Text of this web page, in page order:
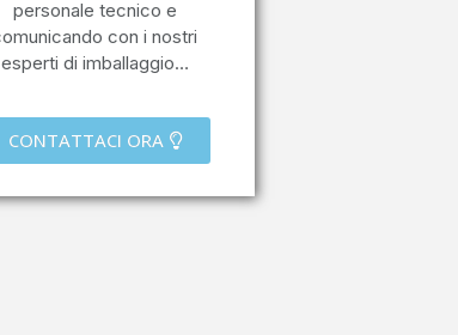
personale tecnico e
con i nostri
esperti di imballaggio…
CONTATTACI ORA